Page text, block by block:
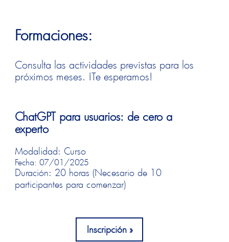
Formaciones:
Consulta las actividades previstas para los
próximos meses. ¡Te esperamos!
ChatGPT para usuarios: de cero a
experto
Modalidad: Curso
Fecha: 07/01/2025
Duración: 20 horas (Necesario de 10
participantes para comenzar)
Inscripción